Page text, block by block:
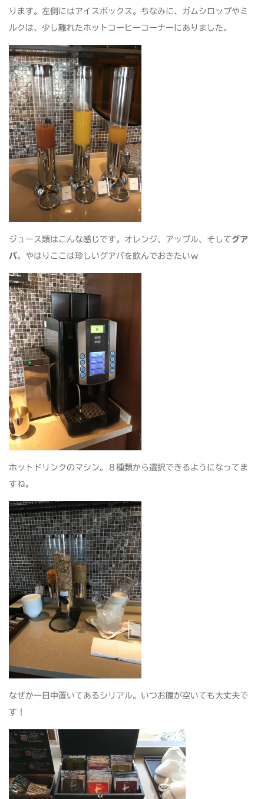
ります。左側にはアイスボックス。ちなみに、ガムシロップやミ
ルクは、少し離れたホットコーヒーコーナーにありました。
ジュース類はこんな感じです。オレンジ、アップル、そしてグア
バ。やはりここは珍しいグアバを飲んでおきたいｗ
ホットドリンクのマシン。８種類から選択できるようになってま
すね。
なぜか一日中置いてあるシリアル。いつお腹が空いても大丈夫で
す！